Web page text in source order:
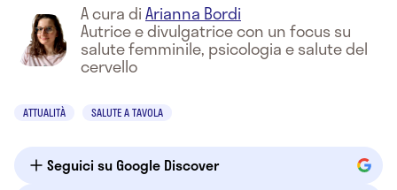
A cura diArianna Bordi
Autrice e divulgatrice con un focus su
salute femminile, psicologia e salute del
cervello
ATTUALITÀ SALUTE A TAVOLA
Seguici su Google Discover